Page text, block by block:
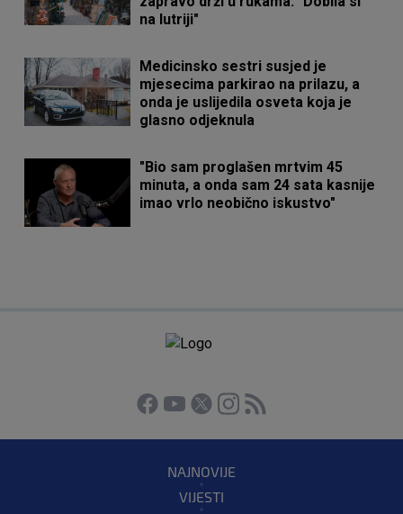
na lutriji"
Medicinsko sestri susjed je
mjesecima parkirao na prilazu, a
onda je uslijedila osveta koja je
glasno odjeknula
"Bio sam proglašen mrtvim 45
minuta, a onda sam 24 sata kasnije
imao vrlo neobično iskustvo"
NAJNOVIJE
VIJESTI